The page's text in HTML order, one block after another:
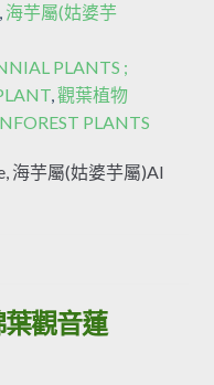
, 海芋屬(姑婆芋
PLANTS ;
,觀葉植物
PLANTS
海芋屬(姑婆芋屬)Al
觀音蓮